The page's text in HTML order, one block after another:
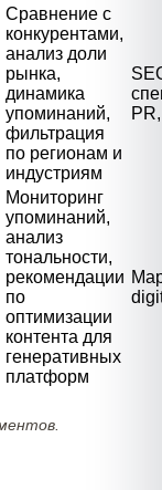
Сравнение с
конкурентами,
анализ доли
рынка,
динамика
упоминаний,
фильтрация
по регионам и
индустриям
Мониторинг
упоминаний,
анализ
тональности,
рекомендации
по
оптимизации
контента для
генеративных
платформ